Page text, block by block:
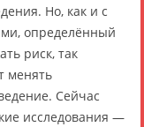
Но, как и с
определённый
риск, так
менять
Сейчас
исследования —